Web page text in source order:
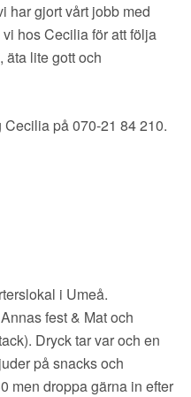
har gjort vårt jobb med
hos Cecilia för att följa
äta lite gott och
på 070-21 84 210.
i Umeå.
fest & Mat och
Dryck tar var och en
på snacks och
men droppa gärna in efter